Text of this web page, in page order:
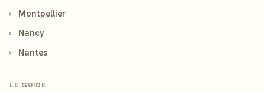
›
Montpellier
›
Nancy
›
Nantes
LE GUIDE